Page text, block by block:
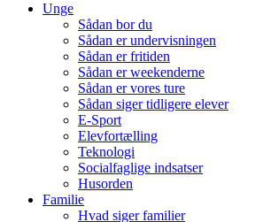
Unge
Sådan bor du
Sådan er undervisningen
Sådan er fritiden
Sådan er weekenderne
Sådan er vores ture
Sådan siger tidligere elever
E-Sport
Elevfortælling
Teknologi
Socialfaglige indsatser
Husorden
Familie
Hvad siger familier